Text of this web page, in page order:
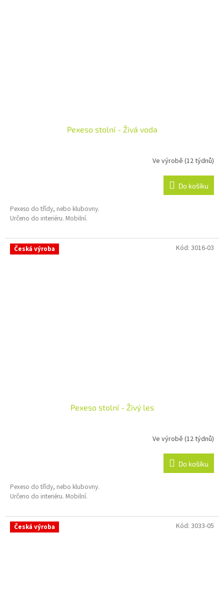
Pexeso stolní - Živá voda
Ve výrobě (12 týdnů)
Do košíku
Pexeso do třídy, nebo klubovny.
Určeno do interiéru. Mobilní.
Česká výroba
Pexeso stolní - Živý les
Ve výrobě (12 týdnů)
Do košíku
Pexeso do třídy, nebo klubovny.
Určeno do interiéru. Mobilní.
Kód: 3016-03
Česká výroba Kód: 3033-05